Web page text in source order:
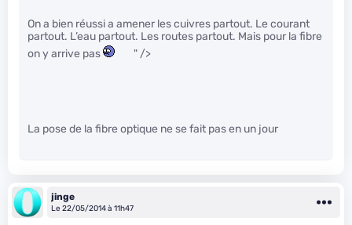
On a bien réussi a amener les cuivres partout. Le courant
partout. L’eau partout. Les routes partout. Mais pour la fibre
on y arrive pas
" />
La pose de la fibre optique ne se fait pas en un jour
jinge
Le 22/05/2014 à 11h47